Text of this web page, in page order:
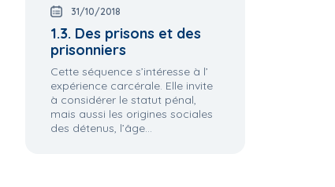
9.1 Cinq compétences
pour former au
8.8 Multi, pluri, inter ou
31/10/2018
1.3. Des prisons et des
prisonniers
Cette séquence s’intéresse à l’
expérience carcérale. Elle invite
à considérer le statut pénal,
mais aussi les origines sociales
des détenus, l’âge...